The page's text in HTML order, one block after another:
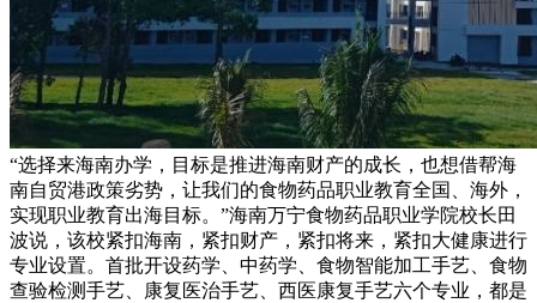
“选择来海南办学，目标是推进海南财产的成长，也想借帮海
南自贸港政策劣势，让我们的食物药品职业教育全国、海外，
实现职业教育出海目标。”海南万宁食物药品职业学院校长田
波说，该校紧扣海南，紧扣财产，紧扣将来，紧扣大健康进行
专业设置。首批开设药学、中药学、食物智能加工手艺、食物
查验检测手艺、康复医治手艺、西医康复手艺六个专业，都是